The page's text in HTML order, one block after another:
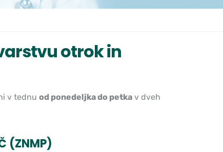
otrok in
v tednu od ponedeljka do petkav dveh
(ZNMP)